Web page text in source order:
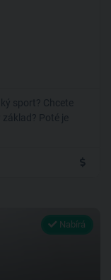
sport? Chcete
Poté je
Nabírá